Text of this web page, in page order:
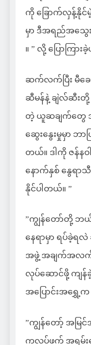
ကို ခြောက်လှန့်နိုင်
မှာ ဒီအရည်အသွေ
။ ” လို့ ပြောကြား
ဆက်လက်ပြီး မီခ
ဆီမန်နဲ့ ချဲလ်ဆီး
တဲ့ ယူဆချက်တွေ အ
ဆွေးနွေးမှုမှာ ဘာ
တယ်။ ဒါကို ဇန်န
နောက်နှစ် နွေရာ
နိုင်ပါတယ်။ ”
”ကျွန်တော်တို့ ဘ
နေရာမှာ ရပ်ခဲ့
အဖွဲ့ အချက်အလ
လုပ်ဆောင်ဖို့ ကျန်ခဲ့
အပြောင်းအရွှေ့က
”ကျွန်တော့် အမြ
ကလပ်ဖက် အရမ်းပ